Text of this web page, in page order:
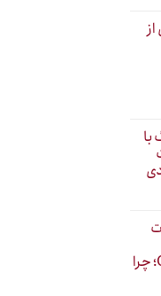
با
Cosmic Chemistry؛ چرا